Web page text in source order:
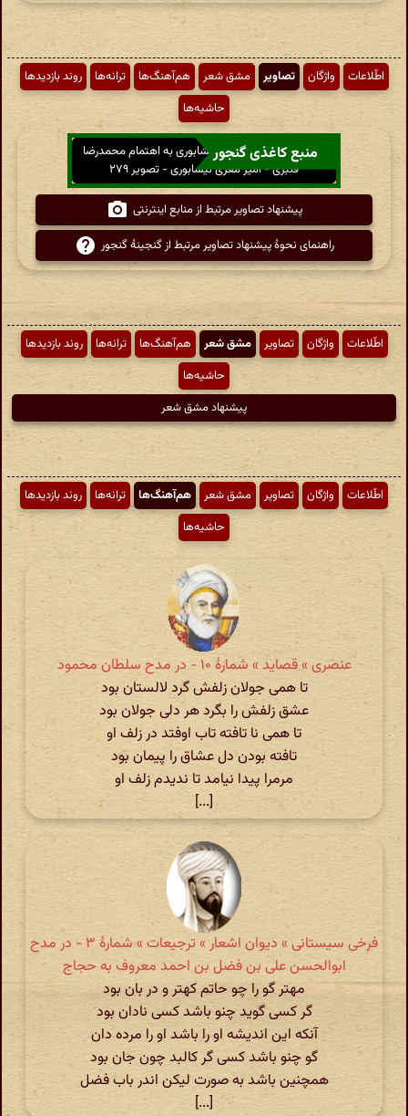
اطّلاعات واژگان تصاویر مشق شعر هم‌آهنگ‌ها ترانه‌ها
روند بازدیدها
حاشیه‌ها
منبع کاغذی گنجور
کلیات دیوان امیر معزی نیشابوری به اهتمام محمدرضا
قنبری - امیر معزی نیشابوری - تصویر ۲۷۹
پیشنهاد تصاویر مرتبط از منابع اینترنتی
راهنمای نحوهٔ پیشنهاد تصاویر مرتبط از گنجینهٔ گنجور
اطّلاعات واژگان تصاویر مشق شعر هم‌آهنگ‌ها ترانه‌ها
روند بازدیدها
حاشیه‌ها
پیشنهاد مشق شعر
اطّلاعات واژگان تصاویر مشق شعر هم‌آهنگ‌ها ترانه‌ها
روند بازدیدها
حاشیه‌ها
عنصری » قصاید » شمارهٔ ۱۰ - در مدح سلطان محمود
تا همی جولان زلفش گرد لالستان بود
عشق زلفش را بگرد هر دلی جولان بود
تا همی نا تافته تاب اوفتد در زلف او
تافته بودن دل عشاق را پیمان بود
مرمرا پیدا نیامد تا ندیدم زلف او
[...]
فرخی سیستانی » دیوان اشعار » ترجیعات » شمارهٔ ۳ - در مدح
ابوالحسن علی بن فضل بن احمد معروف به حجاج
مهتر گو را چو حاتم کهتر و در بان بود
گر کسی گوید چنو باشد کسی نادان بود
آنکه این اندیشه او را باشد او را مرده دان
گو چنو باشد کسی گر کالبد چون جان بود
همچنین باشد به صورت لیکن اندر باب فضل
[...]